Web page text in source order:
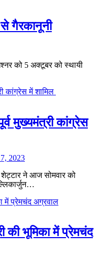
गैरकानूनी
को 5 अक्टूबर को स्थायी
मुख्यमंत्री कांग्रेस
2023
शेट्टार ने आज सोमवार को
की भूमिका में प्रेमचंद